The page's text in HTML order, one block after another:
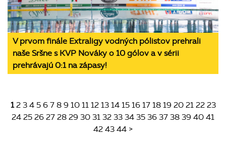
V prvom finále Extraligy vodných pólistov prehrali
naše Sršne s KVP Nováky o 10 gólov a v sérii
prehrávajú 0:1 na zápasy!
1 2 3 4 5 6 7 8 9 10 11 12 13 14 15 16 17 18 19 20 21 22 23
24 25 26 27 28 29 30 31 32 33 34 35 36 37 38 39 40 41
42 43 44 >